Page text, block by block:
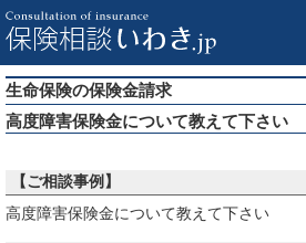
生命保険の保険金請求
高度障害保険金について教えて下さい
【ご相談事例】
高度障害保険金について教えて下さい